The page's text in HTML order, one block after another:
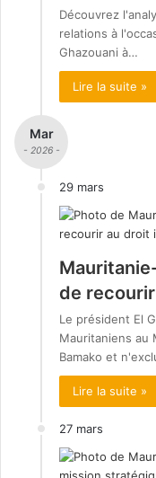
Découvrez
relations à
Ghazouani à…
Lire la suite »
Mar
- 2026 -
29 mars
de
Le président El
Mauritaniens au
Bamako et
Lire la suite »
27 mars